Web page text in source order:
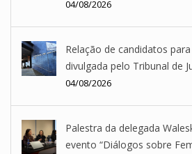
04/08/2026
Relação de candidatos
divulgada pelo Tribunal de
04/08/2026
Palestra da delegada
evento “Diálogos sobre